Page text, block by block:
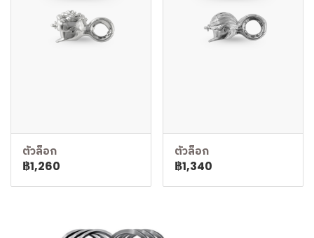
ตัวล็อก
฿1,260
ตัวล็อก
฿1,340